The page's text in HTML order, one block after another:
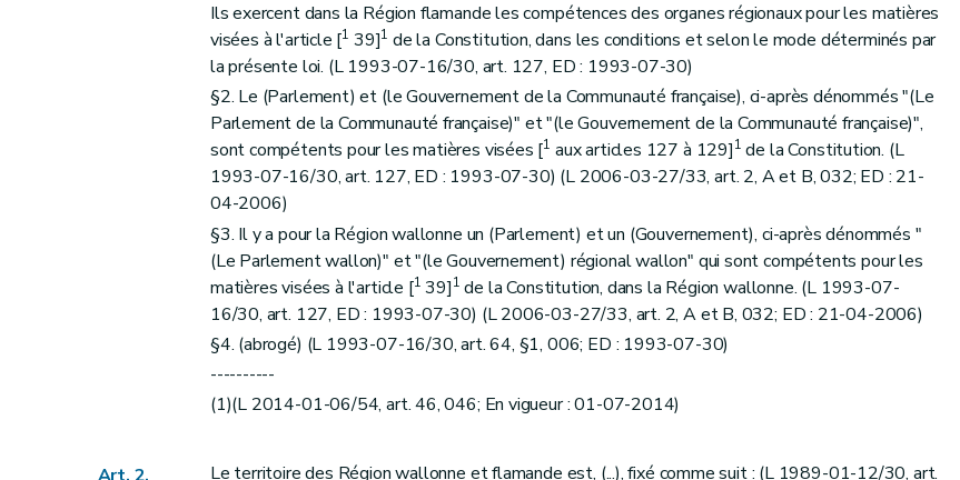
bis
ter
Des pouvoirs
Chapitre I er
Dispositions générales
Art. 17
Art. 18
Art. 19
Art. 20
Art. 22
Art. 23
Ils exercent dans la Région flamande les compétences des organes régionaux pour les matières
visées à l'article [1 39]1 de la Constitution, dans les conditions et selon le mode déterminés par
la présente loi. (L 1993-07-16/30, art. 127, ED : 1993-07-30)
§2. Le (Parlement) et (le Gouvernement de la Communauté française), ci-après dénommés "(Le
Parlement de la Communauté française)" et "(le Gouvernement de la Communauté française)",
sont compétents pour les matières visées [1 aux articles 127 à 129]1 de la Constitution. (L
1993-07-16/30, art. 127, ED : 1993-07-30) (L 2006-03-27/33, art. 2, A et B, 032; ED : 21-
04-2006)
§3. Il y a pour la Région wallonne un (Parlement) et un (Gouvernement), ci-après dénommés "
(Le Parlement wallon)" et "(le Gouvernement) régional wallon" qui sont compétents pour les
matières visées à l'article [1 39]1 de la Constitution, dans la Région wallonne. (L 1993-07-
16/30, art. 127, ED : 1993-07-30) (L 2006-03-27/33, art. 2, A et B, 032; ED : 21-04-2006)
§4. (abrogé) (L 1993-07-16/30, art. 64, §1, 006; ED : 1993-07-30)
----------
(1)(L 2014-01-06/54, art. 46, 046; En vigueur : 01-07-2014)
Le territoire des Région wallonne et flamande est, (...), fixé comme suit : (L 1989-01-12/30, art.